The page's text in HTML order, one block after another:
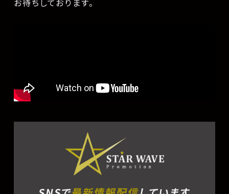
お待ちしております。